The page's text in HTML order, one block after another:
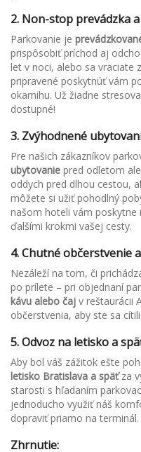
2. Non-stop prevádzka
Parkovanie je
prispôsobiť príchod aj
let v noci, alebo sa vraciate
pripravené poskytnúť vám
okamihu. Už žiadne
dostupné!
3. Zvýhodnené
Pre našich zákazníkov
ubytovanie pred odletom
oddych pred dlhou cestou,
môžete si užiť pohodlný
našom hoteli vám poskytne
ďalšími krokmi vašej cesty.
4.Chutné občerstvenie
Nezáleží na tom, či
po prílete – pri objednaní
kávu alebo čaj v reštaurácii
občerstvenia, aby ste sa
5.Odvoz na letisko a
Aby bol váš zážitok ešte
letisko Bratislava a späťza
starosti s hľadaním
jednoducho využiť náš
dopraviť priamo na terminál.
Zhrnutie: